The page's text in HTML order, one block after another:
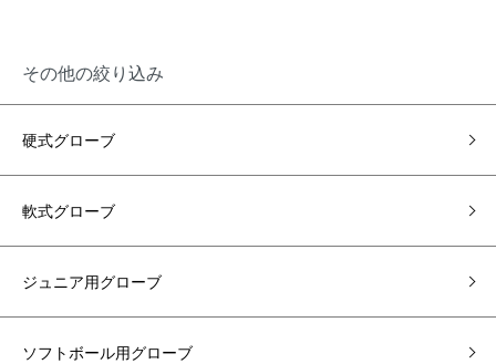
その他の絞り込み
硬式グローブ
軟式グローブ
ジュニア用グローブ
ソフトボール用グローブ